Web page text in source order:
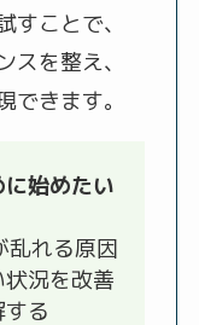
すことで、
スを整え、
できます。
始めたい
乱れる原因
況を改善
る